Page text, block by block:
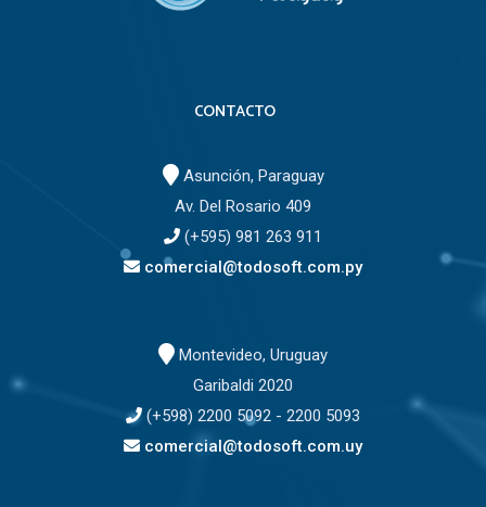
CONTACTO
Asunción, Paraguay
Av. Del Rosario 409
(+595) 981 263 911
comercial@todosoft.com.py
Montevideo, Uruguay
Garibaldi 2020
(+598) 2200 5092 - 2200 5093
comercial@todosoft.com.uy